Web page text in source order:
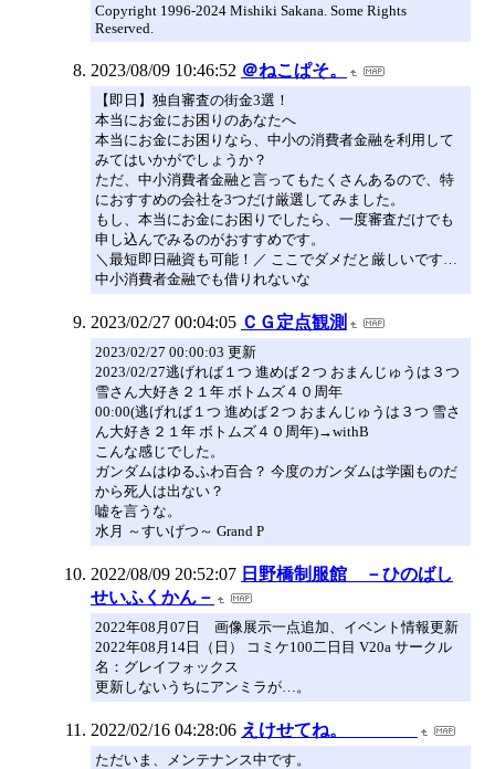
Copyright 1996-2024 Mishiki Sakana. Some Rights
Reserved.
2023/08/09 10:46:52 ＠ねこぱそ。
【即日】独自審査の街金3選！
本当にお金にお困りのあなたへ
本当にお金にお困りなら、中小の消費者金融を利用して
みてはいかがでしょうか？
ただ、中小消費者金融と言ってもたくさんあるので、特
におすすめの会社を3つだけ厳選してみました。
もし、本当にお金にお困りでしたら、一度審査だけでも
申し込んでみるのがおすすめです。
＼最短即日融資も可能！／ ここでダメだと厳しいです…
中小消費者金融でも借りれないな
2023/02/27 00:04:05 ＣＧ定点観測
2023/02/27 00:00:03 更新
2023/02/27逃げれば１つ 進めば２つ おまんじゅうは３つ
雪さん大好き２１年 ボトムズ４０周年
00:00(逃げれば１つ 進めば２つ おまんじゅうは３つ 雪さ
ん大好き２１年 ボトムズ４０周年)→withB
こんな感じでした。
ガンダムはゆるふわ百合？ 今度のガンダムは学園ものだ
から死人は出ない？
嘘を言うな。
水月 ～すいげつ～ Grand P
2022/08/09 20:52:07 日野橋制服館 －ひのばし
せいふくかん－
2022年08月07日 画像展示一点追加、イベント情報更新
2022年08月14日（日） コミケ100二日目 V20a サークル
名：グレイフォックス
更新しないうちにアンミラが…。
2022/02/16 04:28:06 えけせてね。
ただいま、メンテナンス中です。